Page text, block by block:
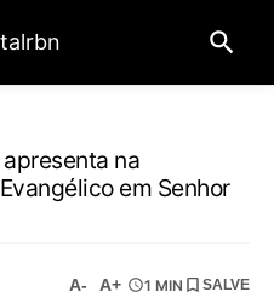
na
em Senhor
A- A+ 1 MIN SALVE